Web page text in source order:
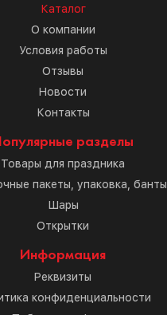
Каталог
О компании
Условия работы
Отзывы
Новости
Контакты
разделы
Товары для праздника
пакеты, упаковка, банты
Шары
Открытки
Информация
Реквизиты
конфиденциальности